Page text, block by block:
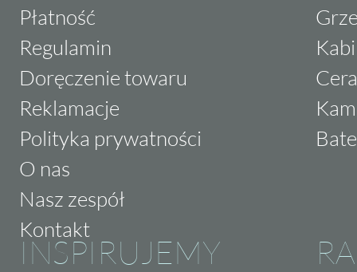
Płatność
Regulamin
Doręczenie towaru
Reklamacje
Polityka prywatności
O nas
Nasz zespół
Kontakt
INSPIRUJEMY